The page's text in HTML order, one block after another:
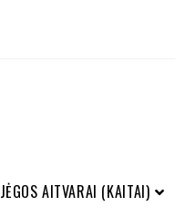
JĖGOS AITVARAI (KAITAI)